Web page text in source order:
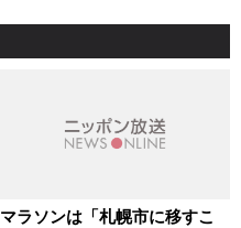
マラソンは「札幌市に移すこ